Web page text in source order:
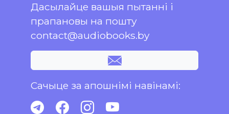
Дасылайце вашыя пытанні і
прапановы на пошту
contact@audiobooks.by
Сачыце за апошнімі навінамі: